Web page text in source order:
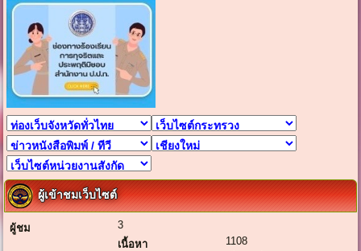
ผู้เข้าชมเว็บไซต์
ผู้ชม
3
เนื้อหา
1108